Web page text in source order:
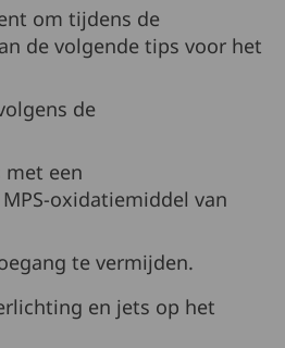
om tijdens de
de volgende tips voor het
de
een
oxidatiemiddel van
te vermijden.
en jets op het